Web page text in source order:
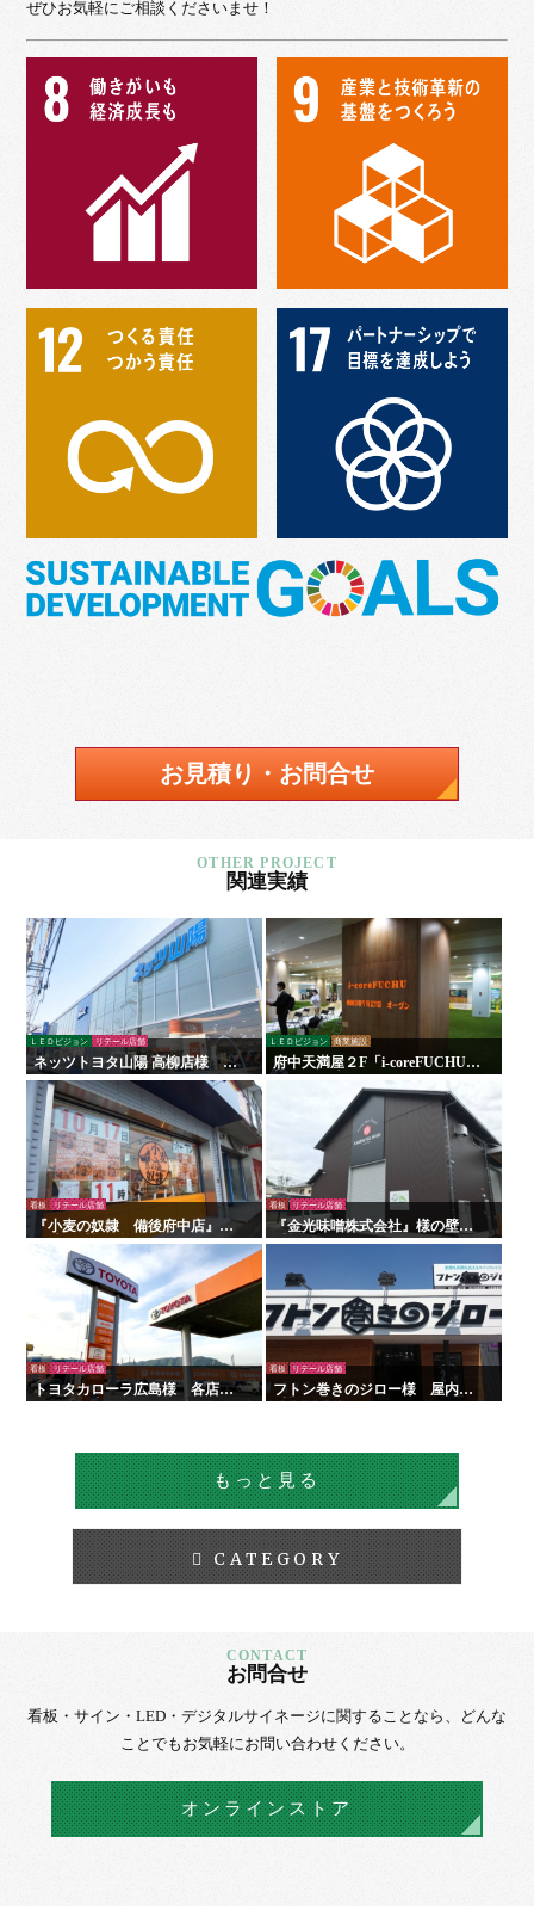
ぜひお気軽にご相談くださいませ！
お見積り・お問合せ
関連実績
ＬＥＤビジョン リテール店舗
ネッツトヨタ山陽 高柳店様 看
板・サイン
ＬＥＤビジョン 商業施設
府中天満屋２F「i-coreFUCHU」
様 LED木目ウォール 他
看板 リテール店舗
『小麦の奴隷 備後府中店』様
の壁面看板の施工を行いまし
看板 リテール店舗
『金光味噌株式会社』様の壁面
看板の施工を行いました！
看板 リテール店舗
トヨタカローラ広島様 各店舗
サイン工事
看板 リテール店舗
フトン巻きのジロー様 屋内外
看板・サイン
もっと見る
CATEGORY
お問合せ
看板・サイン・LED・デジタルサイネージに関することなら、
どんな
ことでもお気軽にお問い合わせください。
オンラインストア